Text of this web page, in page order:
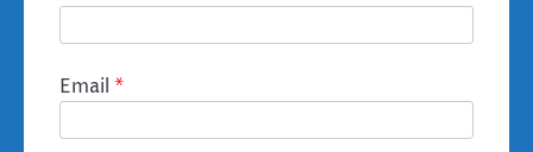
Email *